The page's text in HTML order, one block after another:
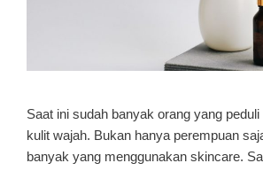
Saat ini sudah banyak orang yang
kulit wajah. Bukan hanya perempuan
banyak yang menggunakan skincare.